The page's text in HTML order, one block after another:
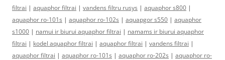
filtrai | aquaphor filtrai | vandens filtru rusys | aquaphor s800 |
aquaphor ro-101s | aquaphor ro-102s | aquapgor s550 | aquaphor
s1000 | namui ir biurui aquaphor filtrai | namams ir biurui aquaphor
filtrai | kodel aquaphor filtrai | aquaphor filtrai | vandens filtrai |
aquaphor filtrai | aquaphor ro-101s | aquaphor ro-202s | aquaphor ro-